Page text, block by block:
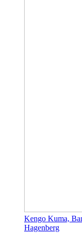
Kengo Kuma,
Hagenberg